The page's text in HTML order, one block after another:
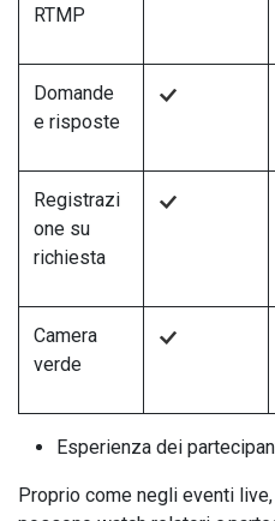
RTMP
Domande
e risposte
Registrazi
one su
richiesta
Camera
verde
Esperienza dei
Proprio come negli eventi